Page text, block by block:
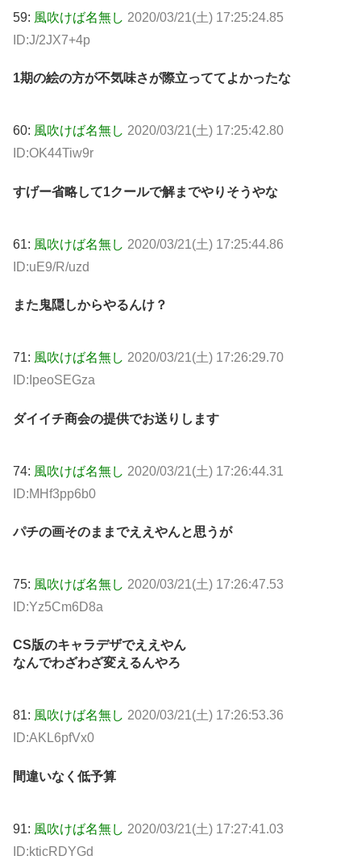
59: 風吹けば名無し 2020/03/21(土) 17:25:24.85
ID:J/2JX7+4p
1期の絵の方が不気味さが際立っててよかったな
60: 風吹けば名無し 2020/03/21(土) 17:25:42.80
ID:OK44Tiw9r
すげー省略して1クールで解までやりそうやな
61: 風吹けば名無し 2020/03/21(土) 17:25:44.86
ID:uE9/R/uzd
また鬼隠しからやるんけ？
71: 風吹けば名無し 2020/03/21(土) 17:26:29.70
ID:IpeoSEGza
ダイイチ商会の提供でお送りします
74: 風吹けば名無し 2020/03/21(土) 17:26:44.31
ID:MHf3pp6b0
パチの画そのままでええやんと思うが
75: 風吹けば名無し 2020/03/21(土) 17:26:47.53
ID:Yz5Cm6D8a
CS版のキャラデザでええやん
なんでわざわざ変えるんやろ
81: 風吹けば名無し 2020/03/21(土) 17:26:53.36
ID:AKL6pfVx0
間違いなく低予算
91: 風吹けば名無し 2020/03/21(土) 17:27:41.03
ID:kticRDYGd